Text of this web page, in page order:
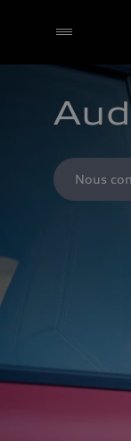
Nous